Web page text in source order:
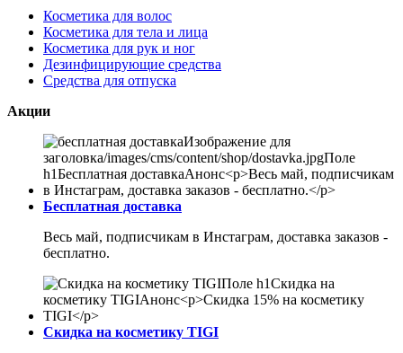
Косметика для волос
Косметика для тела и лица
Косметика для рук и ног
Дезинфицирующие средства
Средства для отпуска
Акции
Бесплатная доставка
Весь май, подписчикам в Инстаграм, доставка заказов -
бесплатно.
Скидка на косметику TIGI